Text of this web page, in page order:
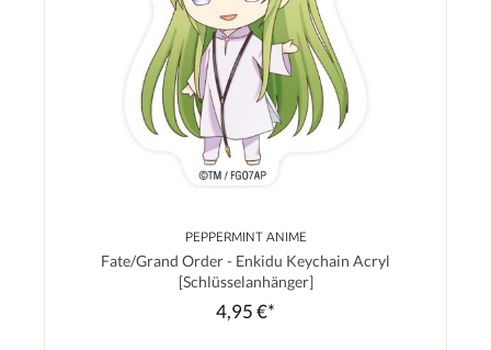
PEPPERMINT ANIME
Fate/Grand Order - Enkidu Keychain Acryl
[Schlüsselanhänger]
4,95 €*